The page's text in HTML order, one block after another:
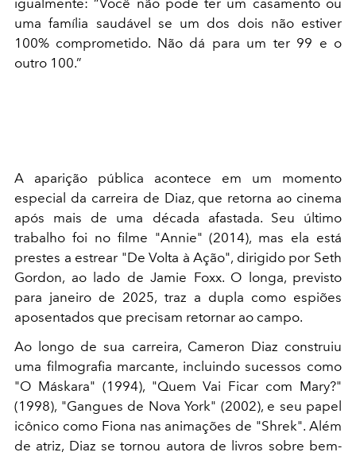
uma família saudável se um dos dois não estiver
100% comprometido. Não dá para um ter 99 e o
outro 100.”
A aparição pública acontece em um momento
especial da carreira de Diaz, que retorna ao cinema
após mais de uma década afastada. Seu último
trabalho foi no filme "Annie" (2014), mas ela está
prestes a estrear "De Volta à Ação", dirigido por Seth
Gordon, ao lado de Jamie Foxx. O longa, previsto
para janeiro de 2025, traz a dupla como espiões
aposentados que precisam retornar ao campo.
Ao longo de sua carreira, Cameron Diaz construiu
uma filmografia marcante, incluindo sucessos como
"O Máskara" (1994), "Quem Vai Ficar com Mary?"
(1998), "Gangues de Nova York" (2002), e seu papel
icônico como Fiona nas animações de "Shrek". Além
de atriz, Diaz se tornou autora de livros sobre bem-